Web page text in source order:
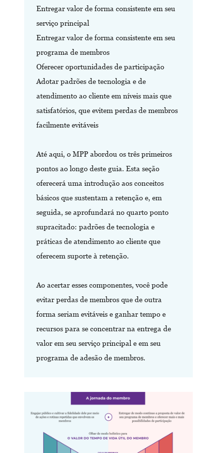
Entregar valor de forma consistente em seu
serviço principal
Entregar valor de forma consistente em seu
programa de membros
Oferecer oportunidades de participação
Adotar padrões de tecnologia e de
atendimento ao cliente em níveis mais que
satisfatórios, que evitem perdas de membros
facilmente evitáveis
Até aqui, o MPP abordou os três primeiros
pontos ao longo deste guia. Esta seção
oferecerá uma introdução aos conceitos
básicos que sustentam a retenção e, em
seguida, se aprofundará no quarto ponto
supracitado: padrões de tecnologia e
práticas de atendimento ao cliente que
oferecem suporte à retenção.
Ao acertar esses componentes, você pode
evitar perdas de membros que de outra
forma seriam evitáveis ​​e ganhar tempo e
recursos para se concentrar na entrega de
valor em seu serviço principal e em seu
programa de adesão de membros.